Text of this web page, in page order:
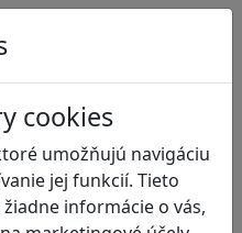
cookies
umožňujú navigáciu
jej funkcií. Tieto
informácie o vás,